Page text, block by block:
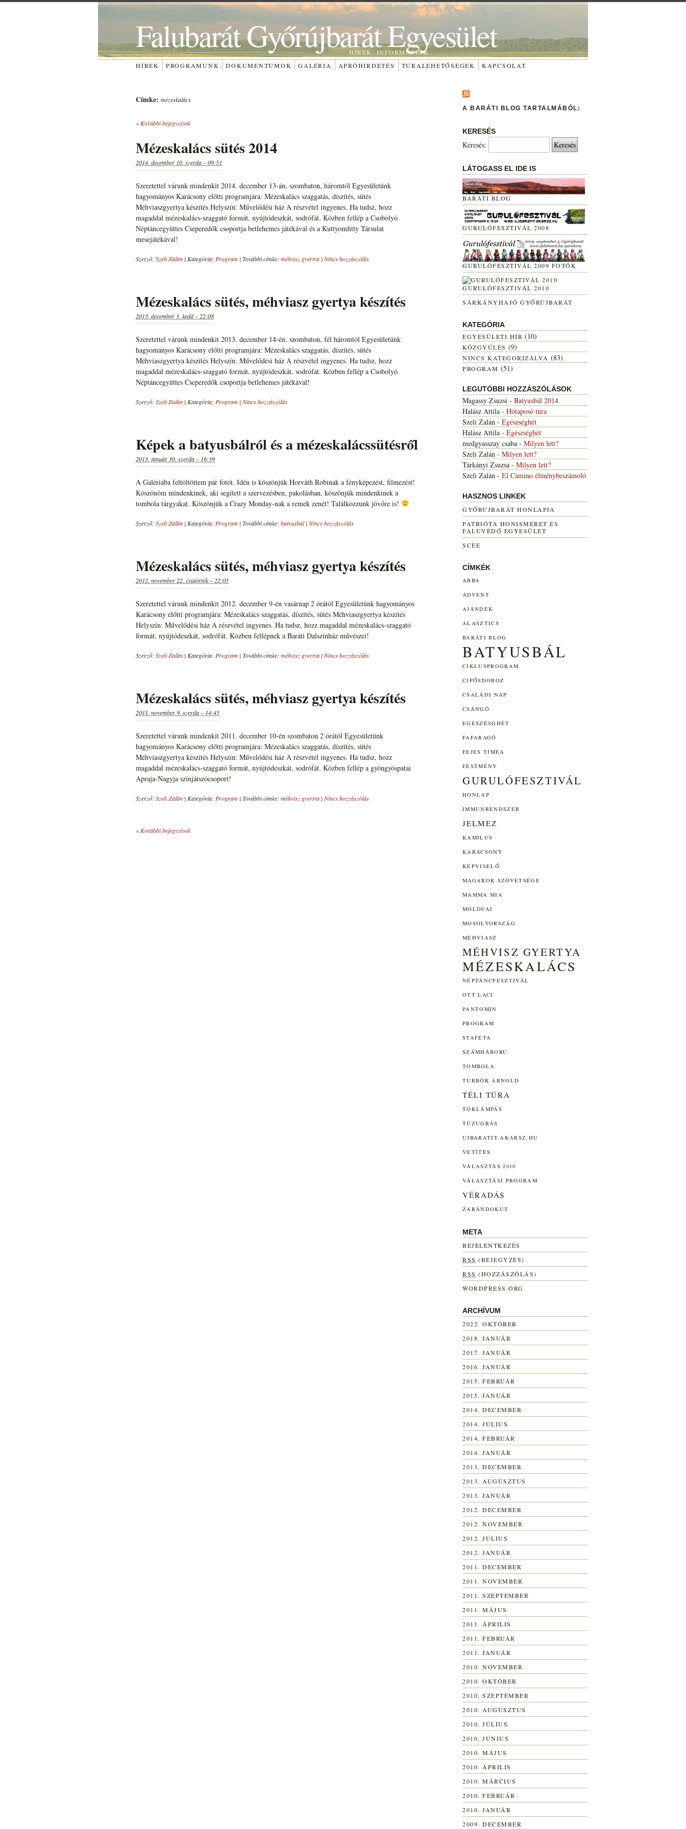
Falubarát Győrújbarát Egyesület
HÍREK, INFORMÁCIÓK
HÍREK
PROGRAMUNK DOKUMENTUMOK GALÉRIA APRÓHIRDETÉS TÚRALEHETŐSÉGEK KAPCSOLAT
Címke: mézeskalács
«Korábbi bejegyzések
Mézeskalács sütés 2014
2014. december 10. szerda – 09:51
Szeretettel várunk mindenkit 2014. december 13-án, szombaton, háromtól Egyesületünk
hagyományos Karácsony előtti programjára: Mézeskalács szaggatás, díszítés, sütés
Méhviaszgyertya készítés Helyszín: Művelődési ház A részvétel ingyenes. Ha tudsz, hozz
magaddal mézeskalács-szaggató formát, nyújtódeszkát, sodrófát. Közben fellép a Csobolyó
Néptáncegyüttes Cseperedők csoportja betlehemes játékával és a Kuttyomfitty Társulat
mesejátékával!
Szerző: Szeli Zalán | Kategória: Program | További címke: méhvisz gyertya | Nincs hozzászólás
Mézeskalács sütés, méhviasz gyertya készítés
2013. december 3. kedd – 22:08
Szeretettel várunk mindenkit 2013. december 14-én, szombaton, fél háromtól Egyesületünk
hagyományos Karácsony előtti programjára: Mézeskalács szaggatás, díszítés, sütés
Méhviaszgyertya készítés Helyszín: Művelődési ház A részvétel ingyenes. Ha tudsz, hozz
magaddal mézeskalács-szaggató formát, nyújtódeszkát, sodrófát. Közben fellép a Csobolyó
Néptáncegyüttes Cseperedők csoportja betlehemes játékával!
Szerző: Szeli Zalán | Kategória: Program | Nincs hozzászólás
Képek a batyusbálról és a mézeskalácssütésről
2013. január 30. szerda – 16:39
A Galériába feltöltöttem pár fotót. Idén is köszönjük Horváth Robinak a fényképezést, filmezést!
Köszönöm mindenkinek, aki segített a szervezésben, pakolásban, köszönjük mindenkinek a
tombola tárgyakat. Köszönjük a Crazy Monday-nak a remek zenét! Találkozzunk jövőre is!
Szerző: Szeli Zalán | Kategória: Program | További címke: batyusbál | Nincs hozzászólás
Mézeskalács sütés, méhviasz gyertya készítés
2012. november 22. csütörtök – 22:05
Szeretettel várunk mindenkit 2012. december 9-én vasárnap 2 órától Egyesületünk hagyományos
Karácsony előtti programjára: Mézeskalács szaggatás, díszítés, sütés Méhviaszgyertya készítés
Helyszín: Művelődési ház A részvétel ingyenes. Ha tudsz, hozz magaddal mézeskalács-szaggató
formát, nyújtódeszkát, sodrófát. Közben fellépnek a Baráti Dalszínház művészei!
Szerző: Szeli Zalán | Kategória: Program | További címke: méhvisz gyertya | Nincs hozzászólás
Mézeskalács sütés, méhviasz gyertya készítés
2011. november 9. szerda – 14:45
Szeretettel várunk mindenkit 2011. december 10-én szombaton 2 órától Egyesületünk
hagyományos Karácsony előtti programjára: Mézeskalács szaggatás, díszítés, sütés
Méhviaszgyertya készítés Helyszín: Művelődési ház A részvétel ingyenes. Ha tudsz, hozz
magaddal mézeskalács-szaggató formát, nyújtódeszkát, sodrófát. Közben fellép a gyöngyöspatai
Apraja-Nagyja színjátszócsoport!
Szerző: Szeli Zalán | Kategória: Program | További címke: méhvisz gyertya | Nincs hozzászólás
«Korábbi bejegyzések
A BARÁTI BLOG TARTALMÁBÓL:
KERESÉS
Keresés:
LÁTOGASS EL IDE IS
BARÁTI BLOG
GURULÓFESZTIVÁL 2008
GURULÓFESZTIVÁL 2009 FOTÓK
GURULÓFESZTIVÁL 2010
SÁRKÁNYHAJÓ GYŐRÚJBARÁT
KATEGÓRIA
EGYESÜLETI HÍR (10)
KÖZGYŰLÉS (9)
NINCS KATEGORIZÁLVA (83)
PROGRAM (51)
LEGUTÓBBI HOZZÁSZÓLÁSOK
Magassy Zsuzsi - Batyusbál 2014
Halász Attila - Hótaposó túra
Szeli Zalán - Egészséghét
Halász Attila - Egészséghét
medgyasszay csaba - Milyen lett?
Szeli Zalán - Milyen lett?
Tárkányi Zsuzsa - Milyen lett?
Szeli Zalán - El Camino élménybeszámoló
HASZNOS LINKEK
GYŐRÚJBARÁT HONLAPJA
PATRIÓTA HONISMERET ÉS
FALUVÉDŐ EGYESÜLET
SCEE
CÍMKÉK
ABBA
ADVENT
AJÁNDÉK
ALASZTICS
BARÁTI BLOG
BATYUSBÁL
CIKLUSPROGRAM
CIPŐSDOBOZ
CSALÁDI NAP
CSÁNGÓ
EGÉSZÉSGHÉT
FAFARAGÓ
FEJES TÍMEA
FESTMÉNY
GURULÓFESZTIVÁL
HONLAP
IMMUNRENDSZER
JELMEZ
KAMILUS
KARÁCSONY
KÉPVISELŐ
MAGAROK SZÖVETSÉGE
MAMMA MIA
MOLDVAI
MOSOLYORSZÁG
MÉHVIASZ
MÉHVISZ GYERTYA
MÉZESKALÁCS
NÉPTÁNCFESZTIVÁL
OTT LACI
PANTOMIN
PROGRAM
STAFÉTA
SZÁMHÁBORÚ
TOMBOLA
TURBÓK ARNOLD
TÉLI TÚRA
TÖKLÁMPÁS
TŰZUGRÁS
UJBARATIT.AKARSZ.HU
VETÍTÉS
VÁLASZTÁS 2010
VÁLASZTÁSI PROGRAM
VÉRADÁS
ZARÁNDOKÚT
META
BEJELENTKEZÉS
RSS (BEJEGYZÉS)
RSS (HOZZÁSZÓLÁS)
WORDPRESS.ORG
ARCHÍVUM
2022. OKTÓBER
2018. JANUÁR
2017. JANUÁR
2016. JANUÁR
2015. FEBRUÁR
2015. JANUÁR
2014. DECEMBER
2014. JÚLIUS
2014. FEBRUÁR
2014. JANUÁR
2013. DECEMBER
2013. AUGUSZTUS
2013. JANUÁR
2012. DECEMBER
2012. NOVEMBER
2012. JÚLIUS
2012. JANUÁR
2011. DECEMBER
2011. NOVEMBER
2011. SZEPTEMBER
2011. MÁJUS
2011. ÁPRILIS
2011. FEBRUÁR
2011. JANUÁR
2010. NOVEMBER
2010. OKTÓBER
2010. SZEPTEMBER
2010. AUGUSZTUS
2010. JÚLIUS
2010. JÚNIUS
2010. MÁJUS
2010. ÁPRILIS
2010. MÁRCIUS
2010. FEBRUÁR
2010. JANUÁR
2009. DECEMBER